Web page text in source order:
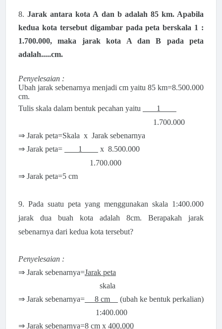
8.Jarak antara kota A dan b adalah 85 km. Apabila
kedua kota tersebut digambar pada peta berskala 1 :
1.700.000, maka jarak kota A dan B pada peta
adalah.....cm.
Penyelesaian :
Ubah jarak sebenarnya menjadi cm yaitu 85 km=8.500.000
cm.
Tulis skala dalam bentuk pecahan yaitu
1
1.700.000
⇒ Jarak peta=Skala x Jarak sebenarnya
⇒ Jarak peta=
1
x 8.500.000
1.700.000
⇒ Jarak peta=5 cm
9. Pada suatu peta yang menggunakan skala 1:400.000
jarak dua buah kota adalah 8cm. Berapakah jarak
sebenarnya dari kedua kota tersebut?
Penyelesaian :
⇒ Jarak sebenarnya=Jarak peta
skala
⇒ Jarak sebenarnya=8 cm
(ubah ke bentuk perkalian)
1:400.000
⇒ Jarak sebenarnya=8 cm x 400.000